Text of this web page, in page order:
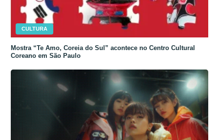
CULTURA
Mostra “Te Amo, Coreia do Sul” acontece no Centro Cultural
Coreano em São Paulo